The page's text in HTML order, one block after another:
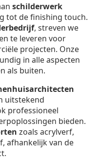
schilderwerk
tot de finishing touch.
, streven we
te leveren voor
projecten. Onze
in alle aspecten
als buiten.
uitstekend
professioneel
bieden.
zoals acrylverf,
afhankelijk van de